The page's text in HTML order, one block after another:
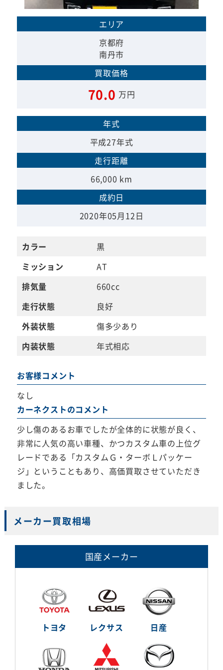
エリア
京都府
南丹市
買取価格
70.0 万円
年式
平成27年式
走行距離
66,000 km
成約日
2020年05月12日
カラー
黒
ミッション
AT
排気量
660cc
走行状態
良好
外装状態
傷多少あり
内装状態
年式相応
お客様コメント
なし
カーネクストのコメント
少し傷のあるお車でしたが全体的に状態が良く、
非常に人気の高い車種、かつカスタム車の上位グ
レードである「カスタムＧ・ターボＬパッケー
ジ」ということもあり、高価買取させていただき
ました。
メーカー買取相場
国産メーカー
トヨタ レクサス 日産